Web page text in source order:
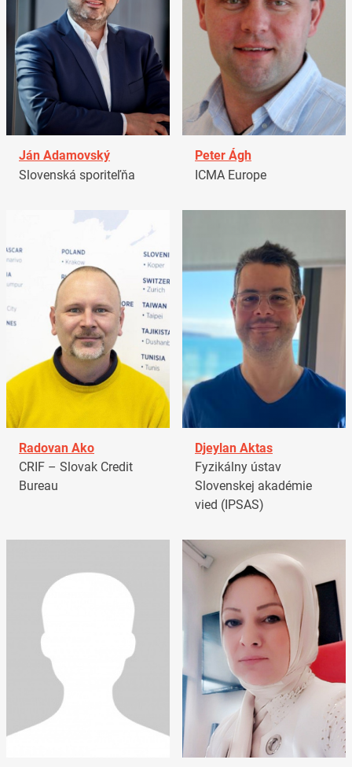
Ján Adamovský
Slovenská sporiteľňa
Peter Ágh
ICMA Europe
Radovan Ako
CRIF – Slovak Credit
Bureau
Djeylan Aktas
Fyzikálny ústav
Slovenskej akadémie
vied (IPSAS)